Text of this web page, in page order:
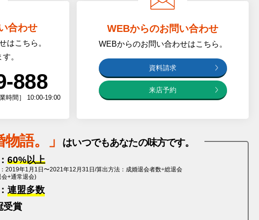
合わせ
はこちら。
。
888
時間］ 10:00-19:00
WEBからのお問い合わせ
WEBからのお問い合わせはこちら。
資料請求
来店予約
物語。」 はいつでもあなたの味方です。
60%以上
2019年1月1日〜2021年12月31日/算出方法：成婚退会者数÷総退会
会+通常退会)
連盟多数
受賞